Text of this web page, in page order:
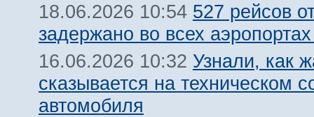
18.06.2026 10:54 527 рейсов
задержано во всех
16.06.2026 10:32 Узнали, как
сказывается на техническом
автомобиля